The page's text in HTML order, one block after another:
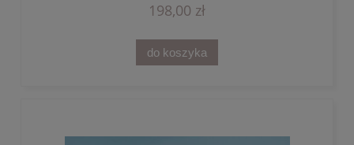
198,00 zł
do koszyka